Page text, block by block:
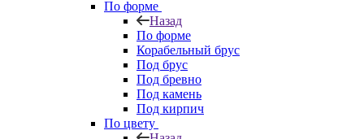
По форме
Назад
По форме
Корабельный брус
Под брус
Под бревно
Под камень
Под кирпич
По цвету